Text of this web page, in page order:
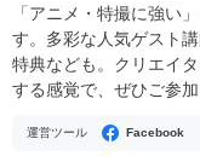
「アニメ・特撮に強い
す。多彩な人気ゲスト
特典なども。クリエイ
する感覚で、ぜひご参加
運営ツール Facebook